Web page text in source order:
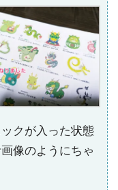
クが入った状態
像のようにちゃ